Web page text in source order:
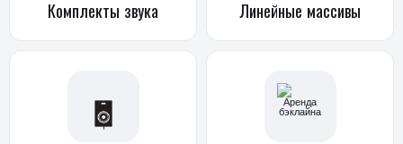
Комплекты звука Линейные массивы